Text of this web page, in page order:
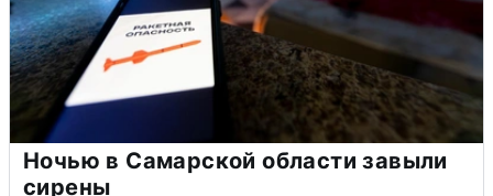
Ночью в Самарской области завыли
сирены